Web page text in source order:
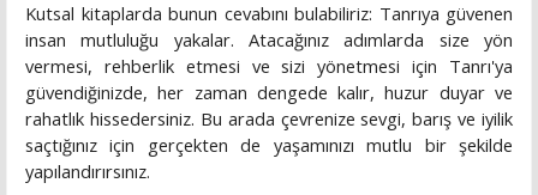
Kutsal kitaplarda bunun cevabını bulabiliriz: Tanrıya güvenen
insan mutluluğu yakalar. Atacağınız adımlarda size yön
vermesi, rehberlik etmesi ve sizi yönetmesi için Tanrı'ya
güvendiğinizde, her zaman dengede kalır, huzur duyar ve
rahatlık hissedersiniz. Bu arada çevrenize sevgi, barış ve iyilik
saçtığınız için gerçekten de yaşamınızı mutlu bir şekilde
yapılandırırsınız.